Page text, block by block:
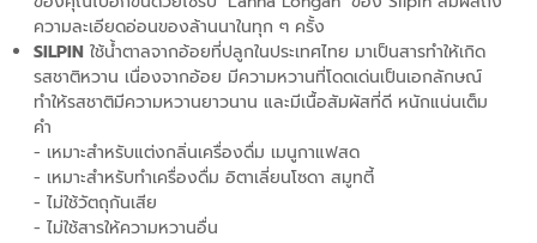
ความละเอียดอ่อนของล้านนาในทุก ๆ ครั้ง
SILPIN ใช้น้ำตาลจากอ้อยที่ปลูกในประเทศไทย มาเป็นสารทำให้เกิด
รสชาติหวาน เนื่องจากอ้อย มีความหวานที่โดดเด่นเป็นเอกลักษณ์
ทำให้รสชาติมีความหวานยาวนาน และมีเนื้อสัมผัสที่ดี หนักแน่นเต็ม
คำ
- เหมาะสำหรับแต่งกลิ่นเครื่องดื่ม เมนูกาแฟสด
- เหมาะสำหรับทำเครื่องดื่ม อิตาเลี่ยนโซดา สมูทตี้
- ไม่ใช้วัตถุกันเสีย
- ไม่ใช้สารให้ความหวานอื่น